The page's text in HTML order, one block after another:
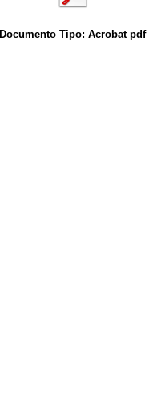
Documento Tipo: Acrobat pdf